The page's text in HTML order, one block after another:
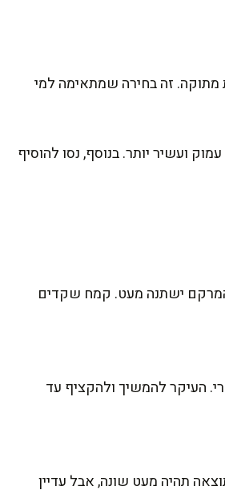
זה בחירה שמתאימה למי
ועשיר יותר. בנוסף, נסו להוסיף
ישתנה מעט. קמח שקדים
העיקר להמשיך ולהקציף עד
תהיה מעט שונה, אבל עדיין